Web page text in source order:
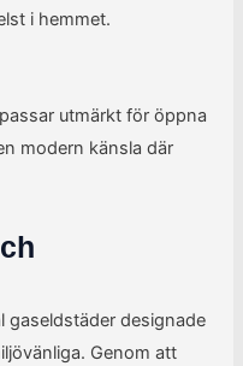
i hemmet.
utmärkt för öppna
modern känsla där
gaseldstäder designade
Genom att